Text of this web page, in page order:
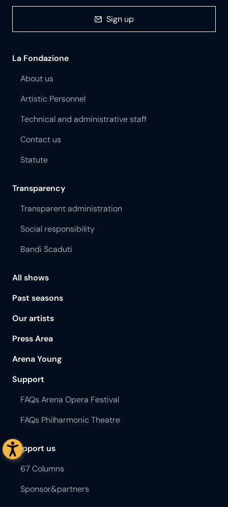
Sign up
La Fondazione
About us
Artistic Personnel
Technical and administrative staff
Contact us
Statute
Transparency
Transparent administration
Social responsibility
Bandi Scaduti
All shows
Past seasons
Our artists
Press Area
Arena Young
Support
FAQs Arena Opera Festival
FAQs Philharmonic Theatre
Support us
67 Columns
Sponsor&partners